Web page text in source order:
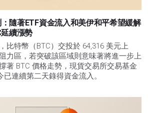
隨著ETF資金流入和美伊和平希望緩解
續漲勢
比特幣（BTC）交投於 64,316 美元上
力區，若突破該區域則意味著將進一步上
著 BTC 價格走勢，現貨交易所交易基金
已連續第二天錄得資金流入。